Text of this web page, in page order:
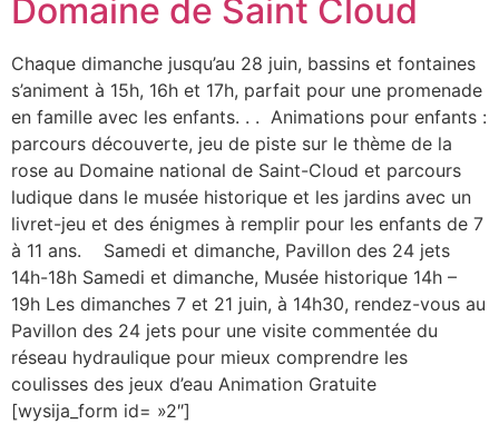
Domaine de Saint Cloud
Chaque dimanche jusqu’au 28 juin, bassins et fontaines
s’animent à 15h, 16h et 17h, parfait pour une promenade
en famille avec les enfants. . . Animations pour enfants :
parcours découverte, jeu de piste sur le thème de la
rose au Domaine national de Saint-Cloud et parcours
ludique dans le musée historique et les jardins avec un
livret-jeu et des énigmes à remplir pour les enfants de 7
à 11 ans. Samedi et dimanche, Pavillon des 24 jets
14h-18h Samedi et dimanche, Musée historique 14h –
19h Les dimanches 7 et 21 juin, à 14h30, rendez-vous au
Pavillon des 24 jets pour une visite commentée du
réseau hydraulique pour mieux comprendre les
coulisses des jeux d’eau Animation Gratuite
[wysija_form id= »2″]